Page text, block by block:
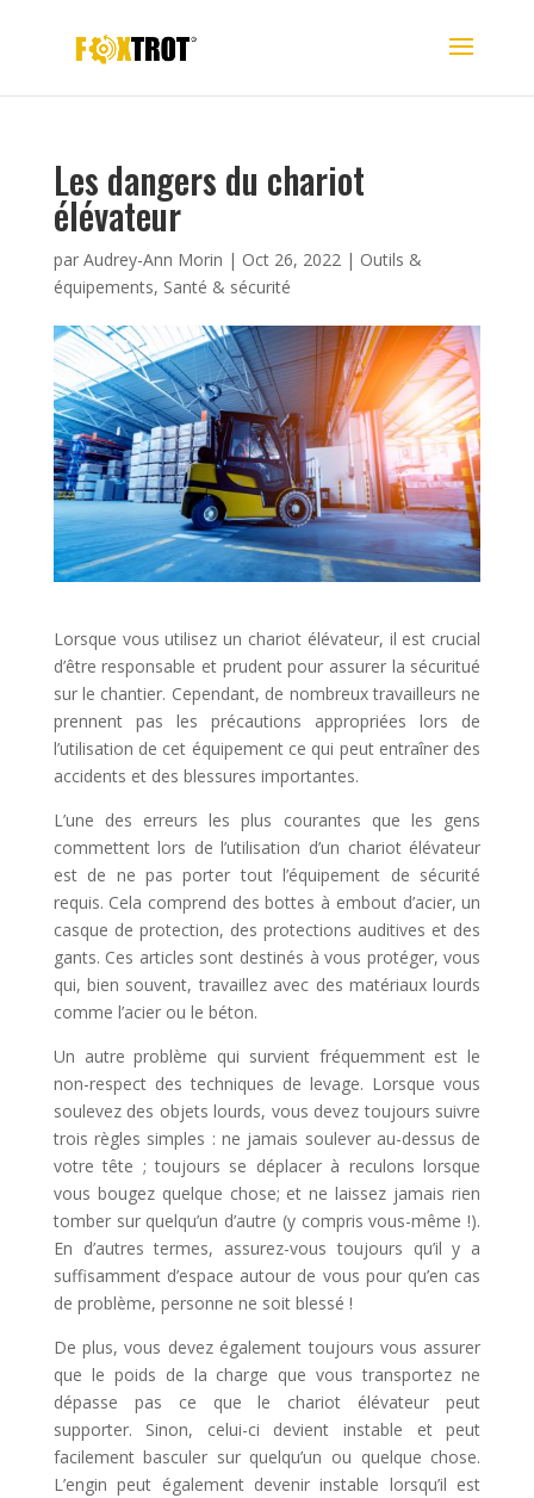
Les dangers du chariot
élévateur
par Audrey-Ann Morin | Oct 26, 2022| Outils &
équipements, Santé & sécurité
Lorsque vous utilisez un chariot élévateur, il est crucial
d’être responsable et prudent pour assurer la sécuritué
sur le chantier. Cependant, de nombreux travailleurs ne
prennent pas les précautions appropriées lors de
l’utilisation de cet équipement ce qui peut entraîner des
accidents et des blessures importantes.
L’une des erreurs les plus courantes que les gens
commettent lors de l’utilisation d’un chariot élévateur
est de ne pas porter tout l’équipement de sécurité
requis. Cela comprend des bottes à embout d’acier, un
casque de protection, des protections auditives et des
gants. Ces articles sont destinés à vous protéger, vous
qui, bien souvent, travaillez avec des matériaux lourds
comme l’acier ou le béton.
Un autre problème qui survient fréquemment est le
non-respect des techniques de levage. Lorsque vous
soulevez des objets lourds, vous devez toujours suivre
trois règles simples : ne jamais soulever au-dessus de
votre tête ; toujours se déplacer à reculons lorsque
vous bougez quelque chose; et ne laissez jamais rien
tomber sur quelqu’un d’autre (y compris vous-même !).
En d’autres termes, assurez-vous toujours qu’il y a
suffisamment d’espace autour de vous pour qu’en cas
de problème, personne ne soit blessé !
De plus, vous devez également toujours vous assurer
que le poids de la charge que vous transportez ne
dépasse pas ce que le chariot élévateur peut
supporter. Sinon, celui-ci devient instable et peut
facilement basculer sur quelqu’un ou quelque chose.
L’engin peut également devenir instable lorsqu’il est